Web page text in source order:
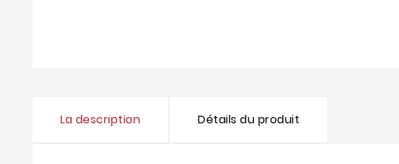
La description Détails du produit